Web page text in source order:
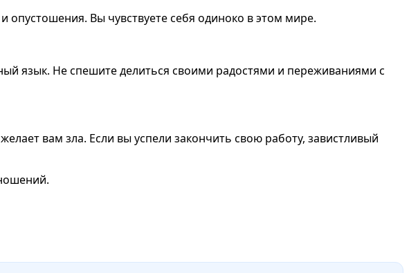
Вы чувствуете себя одиноко в этом мире.
язык. Не спешите делиться своими радостями и переживаниями с
вам зла. Если вы успели закончить свою работу, завистливый